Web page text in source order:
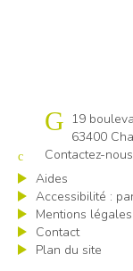
Cap emploi 63
19
63400
Contactez-nous
Aides
Accessibilité :
Mentions
Contact
Plan du site